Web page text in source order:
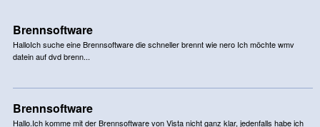
Brennsoftware
HalloIch suche eine Brennsoftware die schneller brennt wie nero Ich möchte wmv
datein auf dvd brenn...
Brennsoftware
Hallo.Ich komme mit der Brennsoftware von Vista nicht ganz klar, jedenfalls habe ich